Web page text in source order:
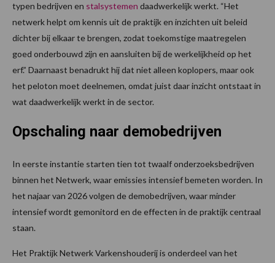
typen bedrijven en stalsystemen daadwerkelijk werkt. “Het
netwerk helpt om kennis uit de praktijk en inzichten uit beleid
dichter bij elkaar te brengen, zodat toekomstige maatregelen
goed onderbouwd zijn en aansluiten bij de werkelijkheid op het
erf.” Daarnaast benadrukt hij dat niet alleen koplopers, maar ook
het peloton moet deelnemen, omdat juist daar inzicht ontstaat in
wat daadwerkelijk werkt in de sector.
Opschaling naar demobedrijven
In eerste instantie starten tien tot twaalf onderzoeksbedrijven
binnen het Netwerk, waar emissies intensief bemeten worden. In
het najaar van 2026 volgen de demobedrijven, waar minder
intensief wordt gemonitord en de effecten in de praktijk centraal
staan.
Het Praktijk Netwerk Varkenshouderij is onderdeel van het